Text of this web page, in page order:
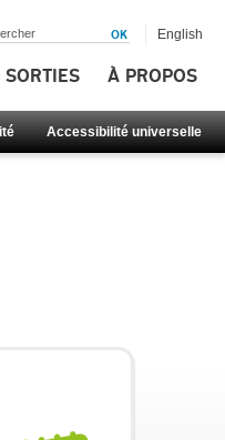
SORTIES À PROPOS
Accessibilité universelle
English